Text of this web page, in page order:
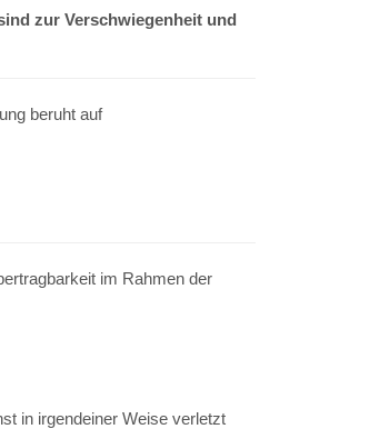
zur Verschwiegenheit und
beruht auf
im Rahmen der
in irgendeiner Weise verletzt